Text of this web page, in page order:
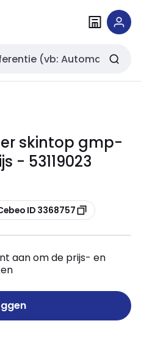
skintop gmp-
- 53119023
ID 3368757
aan om de prijs- en